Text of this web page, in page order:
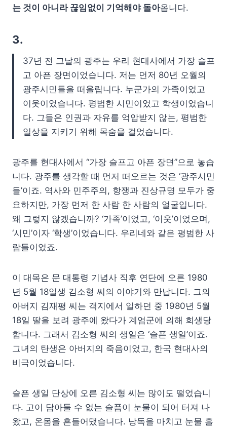
는 것이 아니라 끊임없이 기억해야 돌아옵니다.
3.
37년 전 그날의 광주는 우리 현대사에서 가장 슬프
고 아픈 장면이었습니다. 저는 먼저 80년 오월의
광주시민들을 떠올립니다. 누군가의 가족이었고
이웃이었습니다. 평범한 시민이었고 학생이었습니
다. 그들은 인권과 자유를 억압받지 않는, 평범한
일상을 지키기 위해 목숨을 걸었습니다.
광주를 현대사에서 “가장 슬프고 아픈 장면”으로 놓습
니다. 광주를 생각할 때 먼저 떠오르는 것은 ‘광주시민
들’이죠. 역사와 민주주의, 항쟁과 진상규명 모두가 중
요하지만, 가장 먼저 한 사람 한 사람의 얼굴입니다.
왜 그렇지 않겠습니까? ‘가족’이었고, ‘이웃’이었으며,
‘시민’이자 ‘학생’이었습니다. 우리네와 같은 평범한 사
람들이었죠.
이 대목은 문 대통령 기념사 직후 연단에 오른 1980
년 5월 18일생 김소형 씨의 이야기와 만납니다. 그의
아버지 김재평 씨는 객지에서 일하던 중 1980년 5월
18일 딸을 보려 광주에 왔다가 계엄군에 의해 희생당
합니다. 그래서 김소형 씨의 생일은 ‘슬픈 생일’이죠.
그녀의 탄생은 아버지의 죽음이었고, 한국 현대사의
비극이었습니다.
슬픈 생일 단상에 오른 김소형 씨는 많이도 떨었습니
다. 고이 담아둘 수 없는 슬픔이 눈물이 되어 터져 나
왔고, 온몸을 흔들어댔습니다. 낭독을 마치고 눈물 흘